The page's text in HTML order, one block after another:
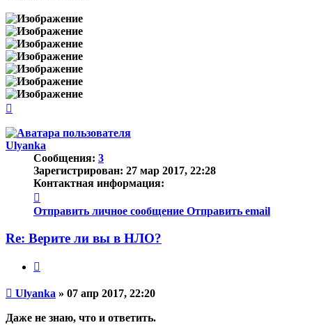
началу
Ulyanka
Сообщения: 3
Зарегистрирован: 27 мар 2017, 22:28
Контактная информация:
информация
пользователя
Отправить личное сообщение Отправить email
Re: Верите ли вы в НЛО?
Непрочитанное
сообщение
Ulyanka » 07 апр 2017, 22:20
Даже не знаю, что и ответить.